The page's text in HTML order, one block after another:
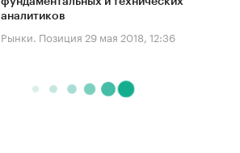
аналитиков
Рынки. Позиция 29 мая 2018, 12:36